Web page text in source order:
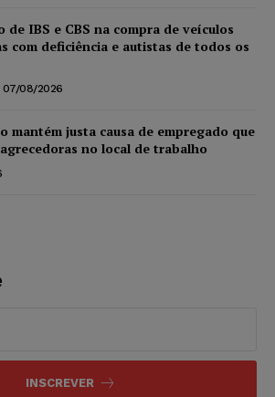
de IBS e CBS na compra de veículos
com deficiência e autistas de todos os
07/08/2026
mantém justa causa de empregado que
no local de trabalho
INSCREVER